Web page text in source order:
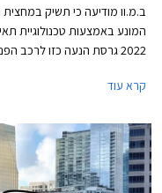
ב.מ.וו מודיעה כי תשיק
המונע באמצעות טכנולוגיית
קרא עוד